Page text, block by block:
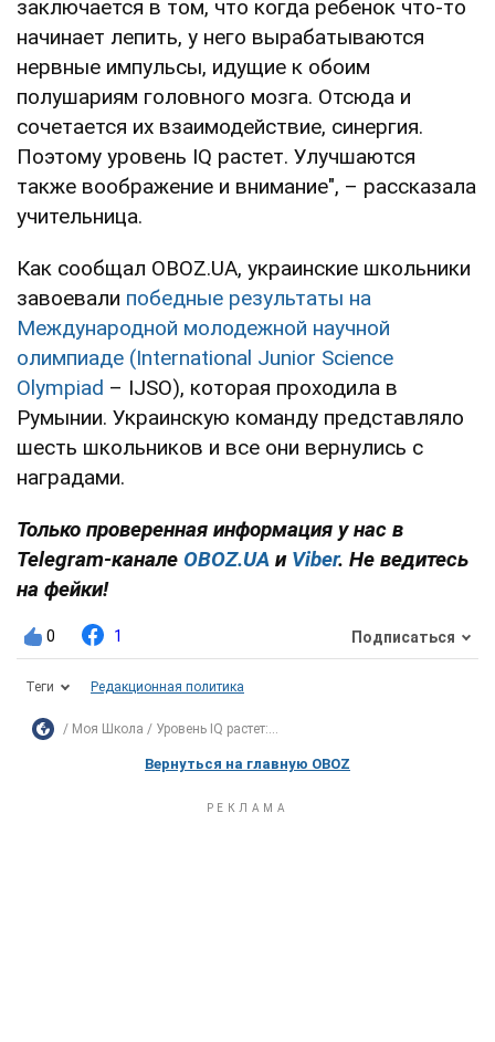
заключается в том, что когда ребенок что-то
начинает лепить, у него вырабатываются
нервные импульсы, идущие к обоим
полушариям головного мозга. Отсюда и
сочетается их взаимодействие, синергия.
Поэтому уровень IQ растет. Улучшаются
также воображение и внимание", – рассказала
учительница.
Как сообщал OBOZ.UA, украинские школьники
завоевали победные результаты на
Международной молодежной научной
олимпиаде (International Junior Science
Olympiad – IJSO), которая проходила в
Румынии. Украинскую команду представляло
шесть школьников и все они вернулись с
наградами.
Только проверенная информация у нас в
Telegram-канале OBOZ.UA и Viber. Не ведитесь
на фейки!
0 1 Подписаться
Теги Редакционная политика
Моя Школа Уровень IQ растет:...
Вернуться на главную OBOZ